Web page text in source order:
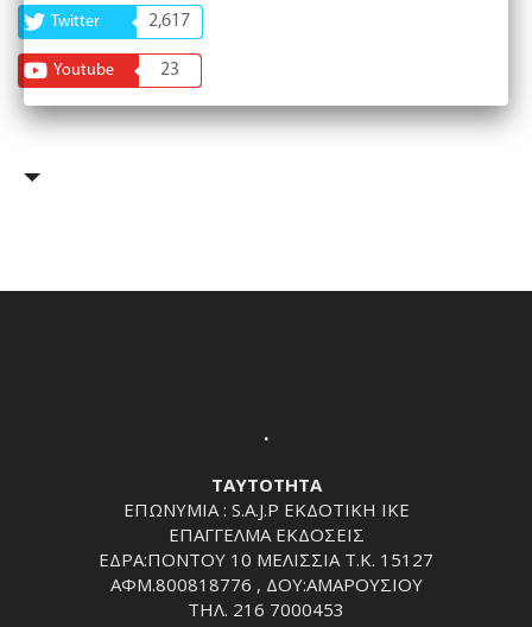
Twitter 2,617
Youtube 23
.
ΤΑΥΤΟΤΗΤΑ
ΕΠΩΝΥΜΙΑ : S.A.J.P ΕΚΔΟΤΙΚΗ ΙΚΕ
ΕΠΑΓΓΕΛΜΑ ΕΚΔΟΣΕΙΣ
ΕΔΡΑ:ΠΟΝΤΟΥ 10 ΜΕΛΙΣΣΙΑ Τ.Κ. 15127
ΑΦΜ.800818776 , ΔΟΥ:ΑΜΑΡΟΥΣΙΟΥ
ΤΗΛ. 216 7000453